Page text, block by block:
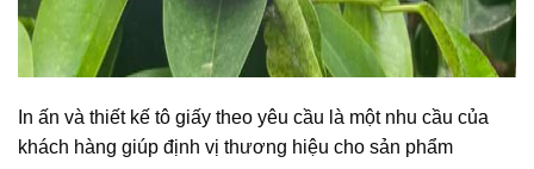
In ấn và thiết kế tô giấy theo yêu cầu là một nhu cầu của
khách hàng giúp định vị thương hiệu cho sản phẩm